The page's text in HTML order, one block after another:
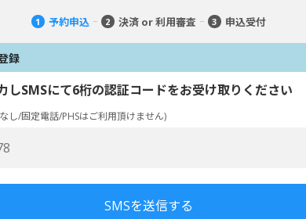
1 予約申込 2 決済 or 利用審査 3 申込受付
録
しSMSにて6桁の認証コードをお受け取りください
し/固定電話/PHSはご利用頂けません)